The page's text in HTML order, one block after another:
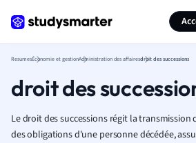
ResumesÉconomie et gestionAdministration des affairesdroit des successions
droit des
Le droit des successions régit la transmission
des obligations d'une personne décédée,